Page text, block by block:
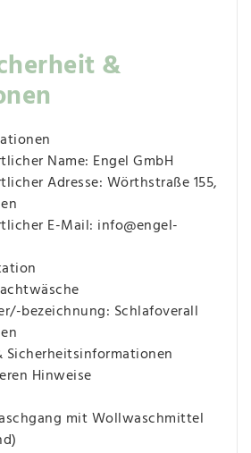
&
Name: Engel GmbH
Adresse: Wörthstraße 155,
E-Mail: info@engel-
bezeichnung: Schlafoverall
Sicherheitsinformationen
Hinweise
mit Wollwaschmittel